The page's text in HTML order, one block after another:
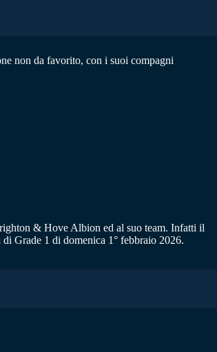
non da favorito, con i suoi compagni
& Hove Albion ed al suo team. Infatti il
Grade 1 di domenica 1° febbraio 2026.